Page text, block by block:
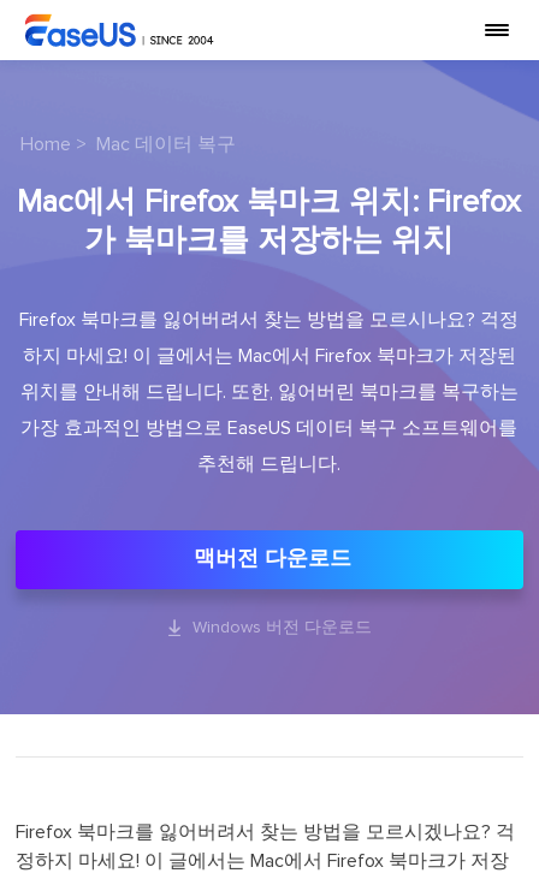
Home > Mac 데이터 복구
Mac에서 Firefox 북마크 위치: Firefox
가 북마크를 저장하는 위치
Firefox 북마크를 잃어버려서 찾는 방법을 모르시나요? 걱정
하지 마세요! 이 글에서는 Mac에서 Firefox 북마크가 저장된
위치를 안내해 드립니다. 또한, 잃어버린 북마크를 복구하는
가장 효과적인 방법으로 EaseUS 데이터 복구 소프트웨어를
추천해 드립니다.
맥버전 다운로드
 Windows 버전 다운로드
Firefox 북마크를 잃어버려서 찾는 방법을 모르시겠나요? 걱
정하지 마세요! 이 글에서는 Mac에서 Firefox 북마크가 저장